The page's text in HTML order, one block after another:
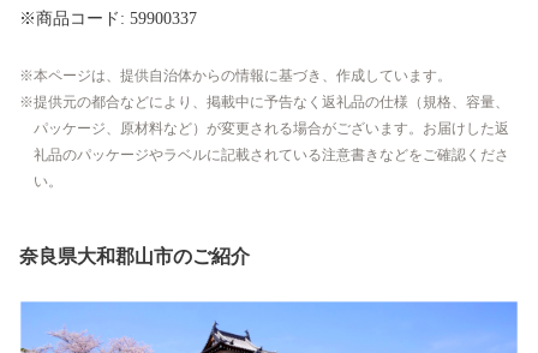
※商品コード: 59900337
本ページは、提供自治体からの情報に基づき、作成しています。
提供元の都合などにより、掲載中に予告なく返礼品の仕様（規格、容量、
パッケージ、原材料など）が変更される場合がございます。お届けした返
礼品のパッケージやラベルに記載されている注意書きなどをご確認くださ
い。
奈良県大和郡山市のご紹介